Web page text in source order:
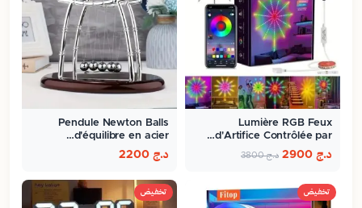
Lumière RGB Feux
d'Artifice Contrôlée par…
د.ج د.ج3800
Pendule Newton Balls
d'équilibre en acier…
د.ج
تخفيض تخفيض